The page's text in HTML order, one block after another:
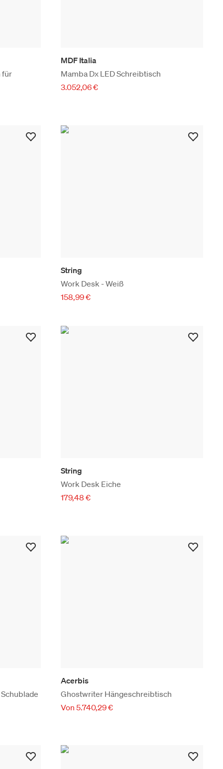
für
MDF Italia
Mamba Dx LED Schreibtisch
3.052,06 €
String
Work Desk - Weiß
158,99 €
String
Work Desk Eiche
179,48 €
Acerbis
Ghostwriter Hängeschreibtisch
Von 5.740,29 €